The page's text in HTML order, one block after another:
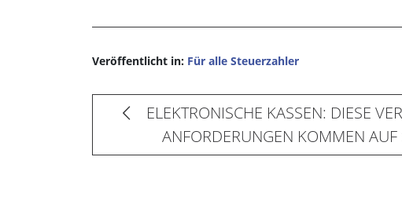
Veröffentlicht in: Für alle Steuerzahler
ELEKTRONISCHE KASSEN: DIESE
ANFORDERUNGEN KOMMEN AUF